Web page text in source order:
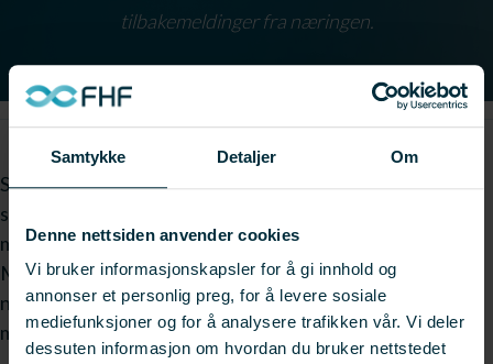
Samtykke Detaljer Om
Denne nettsiden anvender cookies
Vi bruker informasjonskapsler for å gi innhold og
annonser et personlig preg, for å levere sosiale
mediefunksjoner og for å analysere trafikken vår. Vi deler
dessuten informasjon om hvordan du bruker nettstedet
tilbakemeldinger fra næringen.
Seminaret skal dekke temaene: Status for bruk av
spektroskopiske metoder i næringsmiddelindustrien og
metoder for å måle fettoksidasjon/harskning i mat.
Målgruppen er primært deltagere fra
næringsmiddelindustrien, men også forskere fra FoU-
miljøer inviteres.